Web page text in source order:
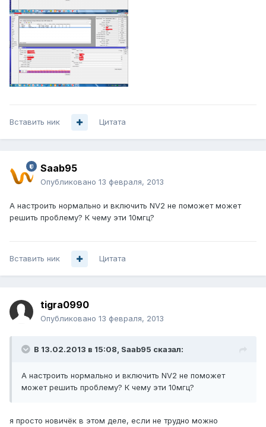
Вставить ник Цитата
Saab95
Опубликовано 13 февраля, 2013
А настроить нормально и включить NV2 не поможет может
решить проблему? К чему эти 10мгц?
Вставить ник Цитата
tigra0990
Опубликовано 13 февраля, 2013
В 13.02.2013 в 15:08, Saab95 сказал:
А настроить нормально и включить NV2 не поможет
может решить проблему? К чему эти 10мгц?
я просто новичёк в этом деле, если не трудно можно